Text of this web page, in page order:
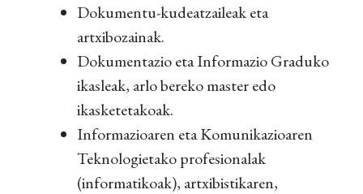
Dokumentu-kudeatzaileak eta
artxibozainak.
Dokumentazio eta Informazio Graduko
ikasleak, arlo bereko master edo
ikasketetakoak.
Informazioaren eta Komunikazioaren
Teknologietako profesionalak
(informatikoak), artxibistikaren,